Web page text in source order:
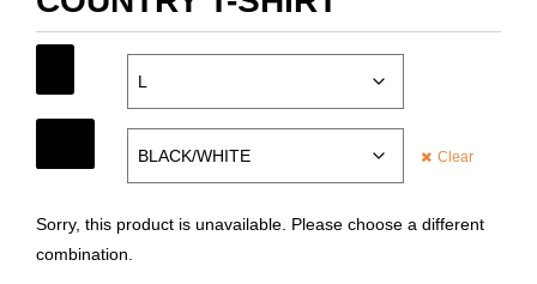
Clear
Sorry, this product is unavailable. Please choose a different
combination.